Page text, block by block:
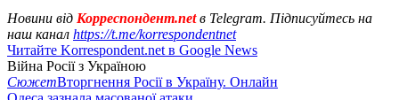
Новини від Корреспондент.netв Telegram. Підписуйтесь на
наш канал https://t.me/korrespondentnet
Читайте Korrespondent.net в Google News
Війна Росії з Україною
СюжетВторгнення Росії в Україну. Онлайн